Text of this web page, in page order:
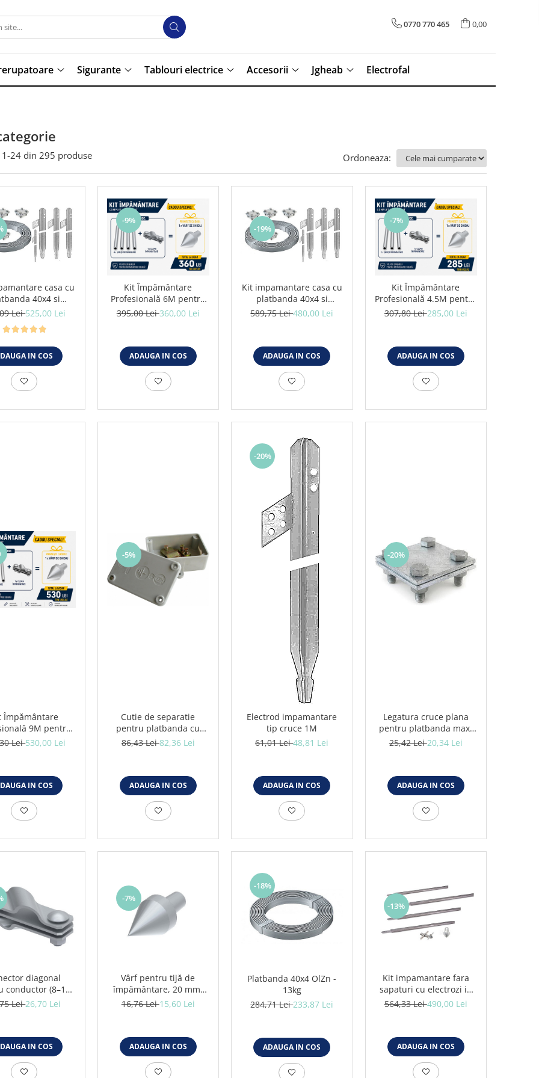
0770 770 465 0,00
Sigurante Tablouri electrice Accesorii Jgheab Electrofal
1-24 din 295 produse Ordoneaza:
casa cu
40x4 si
tip cruce
Lei525,00 Lei
IN COS
-9%
Kit Împământare
Profesională 6M pentru
Case și Sisteme
395,00 Lei360,00 Lei
ADAUGA IN COS
-19%
Kit impamantare casa cu
platbanda 40x4 si
electrozi tip cruce 4x1M
589,75 Lei480,00 Lei
ADAUGA IN COS
-7%
Kit Împământare
Profesională 4.5M pentru
Case și Sisteme
307,80 Lei285,00 Lei
ADAUGA IN COS
Împământare
9M pentru
și Sisteme
Lei530,00 Lei
IN COS
-5%
Cutie de separatie
pentru platbanda cu
clema de deconectare
86,43 Lei82,36 Lei
ADAUGA IN COS
-20%
Electrod impamantare
tip cruce 1M
61,01 Lei48,81 Lei
ADAUGA IN COS
-20%
Legatura cruce plana
pentru platbanda max.
40x4
25,42 Lei20,34 Lei
ADAUGA IN COS
diagonal
conductor (8–10)
conductoare
Lei26,70 Lei
IN COS
-7%
Vârf pentru tijă de
împământare, 20 mm,
zincat electrolitic (StZn)
16,76 Lei15,60 Lei
ADAUGA IN COS
-18%
Platbanda 40x4 OlZn -
13kg
284,71 Lei233,87 Lei
ADAUGA IN COS
-13%
Kit impamantare fara
sapaturi cu electrozi in
adancime 6M, panouri
564,33 Lei490,00 Lei
ADAUGA IN COS